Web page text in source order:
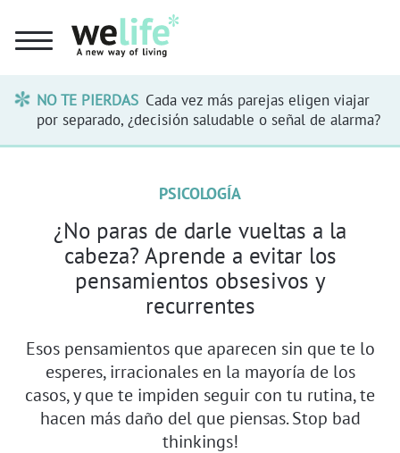
NO TE PIERDAS Cada vez más parejas eligen viajar
por separado, ¿decisión saludable o señal de alarma?
PSICOLOGÍA
¿No paras de darle vueltas a la
cabeza? Aprende a evitar los
pensamientos obsesivos y
recurrentes
Esos pensamientos que aparecen sin que te lo
esperes, irracionales en la mayoría de los
casos, y que te impiden seguir con tu rutina, te
hacen más daño del que piensas. Stop bad
thinkings!